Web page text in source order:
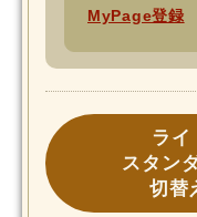
MyPage登録
ライ
スタン
切替